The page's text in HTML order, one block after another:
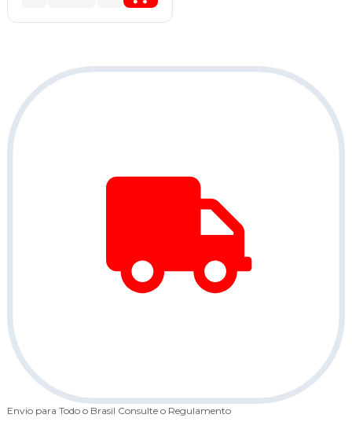
Envio para Todo o Brasil Consulte o Regulamento